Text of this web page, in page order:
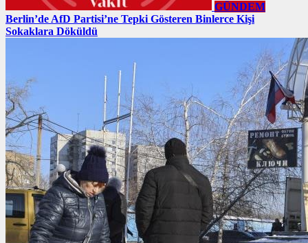
GÜNDEM
Berlin’de AfD Partisi’ne Tepki Gösteren Binlerce Kişi
Sokaklara Döküldü